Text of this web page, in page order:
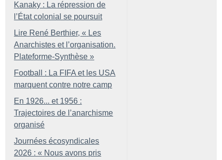
Kanaky : La répression de
l’État colonial se poursuit
Lire René Berthier, « Les
Anarchistes et l’organisation.
Plateforme-Synthèse »
Football : La FIFA et les USA
marquent contre notre camp
En 1926... et 1956 :
Trajectoires de l’anarchisme
organisé
Journées écosyndicales
2026 : « Nous avons pris